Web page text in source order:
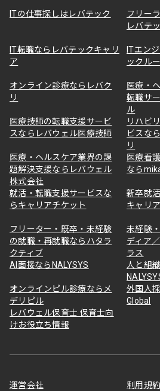
ITの仕事探しはレバテック
フリー
レバテ
IT転職ならレバテックキャリ
ア
ITエン
ックル
オンライン診療ならレバク
リ
医療・
転職サ
ル
医療技師の転職支援サービ
スならレバウェル医療技師
リハビ
ビスな
リ
医療・ヘルスケア業界の課
題解決支援ならレバウェル
株式会社
医療看
なら
就活・転職支援サービスな
らキャリアチケット
新卒就
キャリ
フリーター・既卒・未経験
の就職・再就職ならハタラ
クティブ
未経験
ディア
ラス
AI面接ならNALYSYS
人と組
オンラインピル診療ならメ
デリピル
外国人
Global
レバウェル保育士 保育士向
けお役立ち情報
運営会社 利用規約